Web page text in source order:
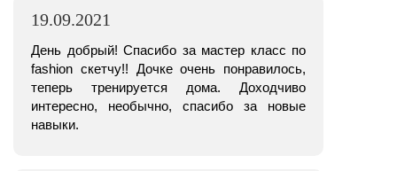
19.09.2021
День добрый! Спасибо за мастер класс по
fashion скетчу!! Дочке очень понравилось,
теперь тренируется дома. Доходчиво
интересно, необычно, спасибо за новые
навыки.